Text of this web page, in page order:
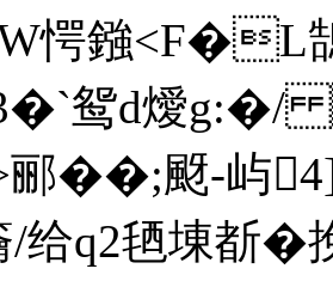
愕鏹<F�L
3�`鸳d燰
颬-屿
给q2毢埬斱�